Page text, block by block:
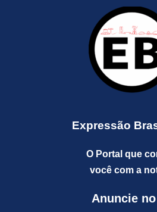
Expressão
O Portal que
você com a
Anuncie